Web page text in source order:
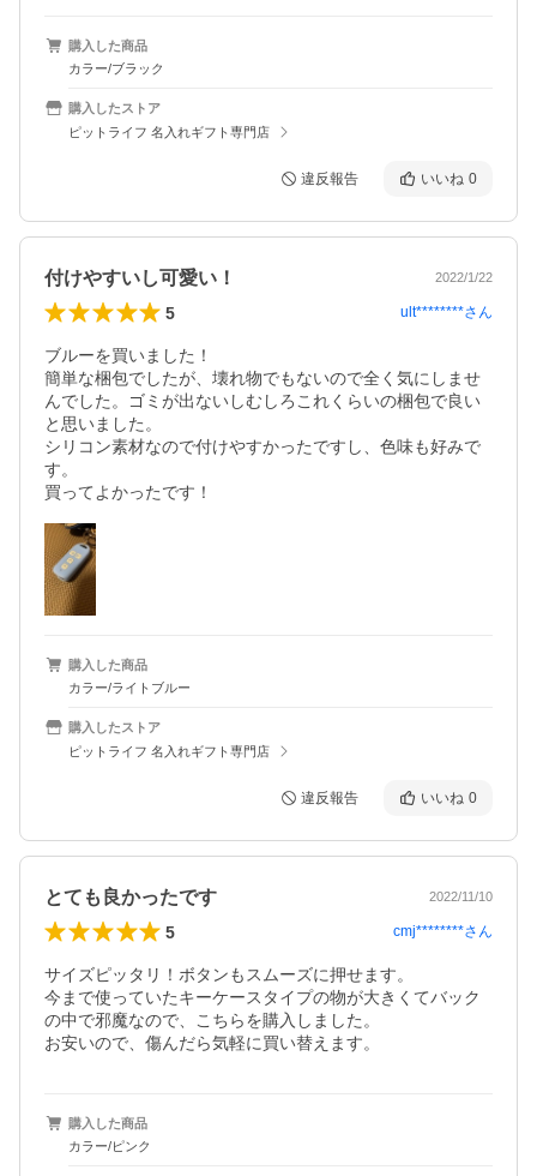
購入した商品
カラー/ブラック
購入したストア
ピットライフ 名入れギフト専門店
違反報告 いいね 0
付けやすいし可愛い！ 2022/1/22
5 ult********さん
ブルーを買いました！
簡単な梱包でしたが、壊れ物でもないので全く気にしませ
んでした。ゴミが出ないしむしろこれくらいの梱包で良い
と思いました。
シリコン素材なので付けやすかったですし、色味も好みで
す。
買ってよかったです！
購入した商品
カラー/ライトブルー
購入したストア
ピットライフ 名入れギフト専門店
違反報告 いいね 0
とても良かったです 2022/11/10
5 cmj********さん
サイズピッタリ！ボタンもスムーズに押せます。
今まで使っていたキーケースタイプの物が大きくてバック
の中で邪魔なので、こちらを購入しました。
お安いので、傷んだら気軽に買い替えます。
購入した商品
カラー/ピンク